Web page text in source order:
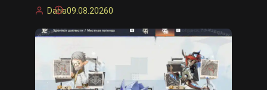
Impact 7.X
Daria09.08.20260